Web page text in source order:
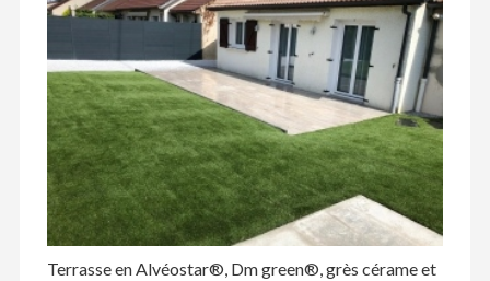
Terrasse en Alvéostar®, Dm green®, grès cérame et